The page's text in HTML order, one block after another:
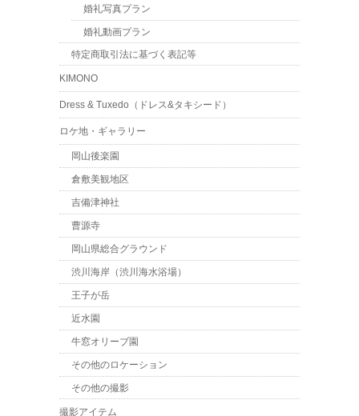
婚礼写真プラン
婚礼動画プラン
特定商取引法に基づく表記等
KIMONO
Dress & Tuxedo（ドレス&タキシード）
ロケ地・ギャラリー
岡山後楽園
倉敷美観地区
吉備津神社
曹源寺
岡山県総合グラウンド
渋川海岸（渋川海水浴場）
王子が岳
近水園
牛窓オリーブ園
その他のロケーション
その他の撮影
撮影アイテム